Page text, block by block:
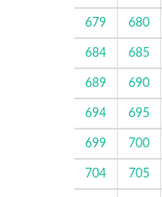
679 680
684 685
689 690
694 695
699 700
704 705